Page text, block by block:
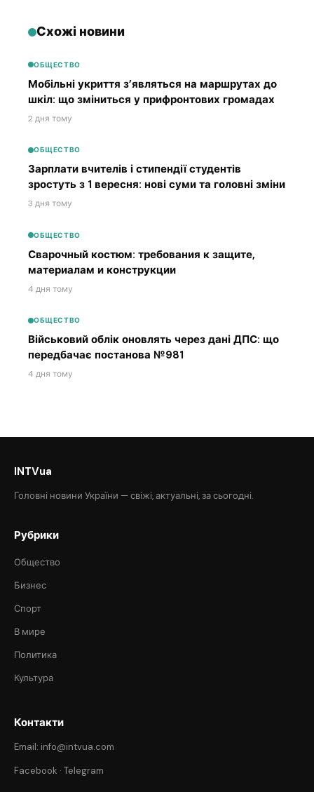
Схожі новини
ОБЩЕСТВО
Мобільні укриття з’являться на маршрутах до
шкіл: що зміниться у прифронтових громадах
2 дня тому
ОБЩЕСТВО
Зарплати вчителів і стипендії студентів
зростуть з 1 вересня: нові суми та головні зміни
3 дня тому
ОБЩЕСТВО
Сварочный костюм: требования к защите,
материалам и конструкции
4 дня тому
ОБЩЕСТВО
Військовий облік оновлять через дані ДПС: що
передбачає постанова №981
4 дня тому
INTVua
Головні новини України — свіжі, актуальні, за сьогодні.
Рубрики
Общество
Бизнес
Спорт
В мире
Политика
Культура
Контакти
Email: info@intvua.com
Facebook · Telegram